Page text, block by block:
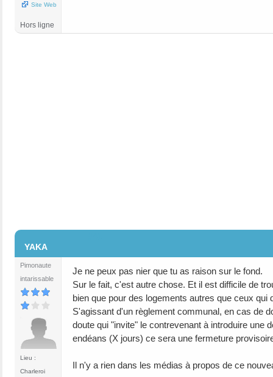
Site Web
Hors ligne
YAKA
Pimonaute
intarissable
Lieu :
Charleroi
Je ne peux pas nier que tu as raison sur le fond.
Sur le fait, c'est autre chose. Et il est difficile de
bien que pour des logements autres que ceux
S'agissant d'un règlement communal, en cas de
doute qui "invite" le contrevenant à introduire une
endéans (X jours) ce sera une fermeture
Il n'y a rien dans les médias à propos de ce